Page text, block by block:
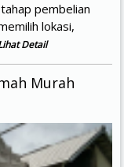
pembelian
lokasi,
Detail
Murah